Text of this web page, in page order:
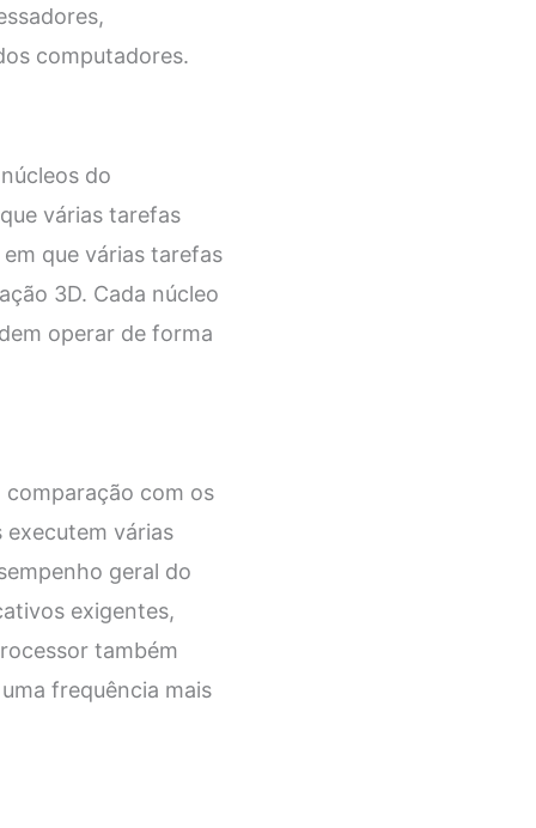
computadores.
do
várias tarefas
que várias tarefas
3D. Cada núcleo
operar de forma
com os
executem várias
geral do
exigentes,
também
frequência mais